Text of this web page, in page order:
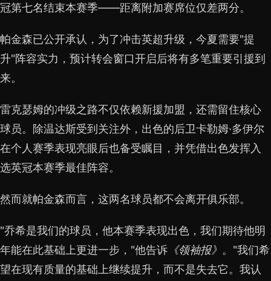
冠第七名结束本赛季——距离附加赛席位仅差两分。
帕金森已公开承认，为了冲击英超升级，今夏需要"提
升"阵容实力，预计转会窗口开启后将有多笔重要引援到
来。
雷克瑟姆的冲级之路不仅依赖新援加盟，还需留住核心
球员。除温达斯受到关注外，出色的后卫卡勒姆·多伊尔
在个人赛季表现亮眼后也备受瞩目，并凭借出色发挥入
选英冠本赛季最佳阵容。
然而就帕金森而言，这两名球员都不会离开俱乐部。
"乔希是我们的球员，他本赛季表现出色，我们期待他明
年能在此基础上更进一步，"他告诉 《领袖报》 。"我们希
望在现有质量的基础上继续提升，而不是失去它。我认